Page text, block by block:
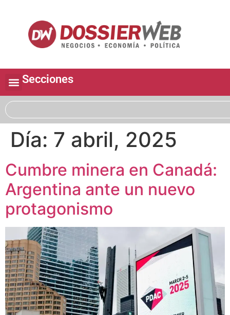
Secciones
Día: 7 abril, 2025
Cumbre minera en Canadá:
Argentina ante un nuevo
protagonismo